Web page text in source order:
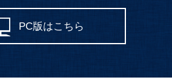
PC版はこちら